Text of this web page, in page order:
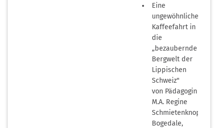
Eine
ungewöhnliche
Kaffeefahrt in
die
„bezaubernde
Bergwelt der
Lippischen
Schweiz"
von Pädagogin
M.A. Regine
Schmietenknop-
Bogedale,